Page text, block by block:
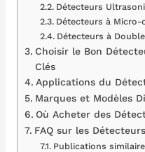
Détecteurs
Détecteurs à Micro-
Détecteurs à
Choisir le Bon
Clés
Applications du
Marques et Modèles
Où Acheter des
FAQ sur les
Publications